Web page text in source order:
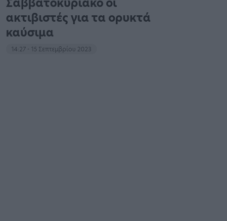
Σαββατοκύριακο οι
ακτιβιστές για τα ορυκτά
καύσιμα
14:27 - 15 Σεπτεμβρίου 2023